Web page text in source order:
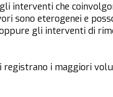
interventi che
sono eterogenei e
gli interventi di
i maggiori